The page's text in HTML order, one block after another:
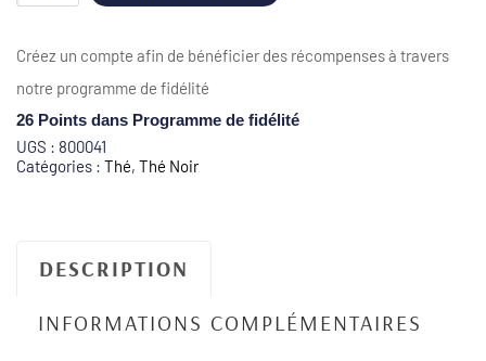
Grey
(100g)
Créez un compte afin de bénéficier des récompenses à travers
notre programme de fidélité
26 Points dans Programme de fidélité
UGS : 800041
Catégories : Thé, Thé Noir
DESCRIPTION
INFORMATIONS COMPLÉMENTAIRES